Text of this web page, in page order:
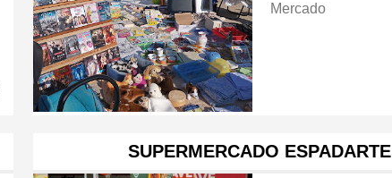
Mercado
SUPERMERCADO ESPADARTE